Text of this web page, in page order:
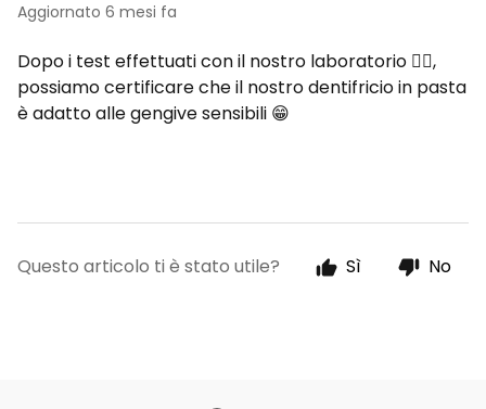
Aggiornato 6 mesi fa
Dopo i test effettuati con il nostro laboratorio 👨‍⚕️,
possiamo certificare che il nostro dentifricio in pasta
è adatto alle gengive sensibili 😁
Questo articolo ti è stato utile? Sì No